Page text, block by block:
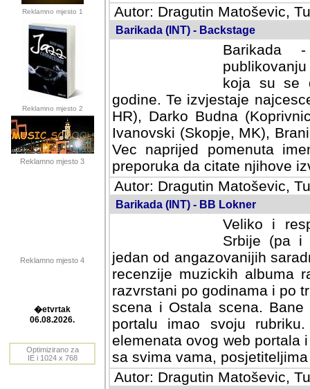
Reklamno mjesto 1
Reklamno mjesto 2
Reklamno mjesto 3
Reklamno mjesto 4
Autor: Dragutin Matoševic,
Barikada (INT) - Backstage
Barikada
koja su se
godine. Te izvjestaje
HR), Darko Budna
Ivanovski (Skopje, MK),
Vec naprijed pomenuta
preporuka da citate njihove
Autor: Dragutin Matoševic,
Barikada (INT) - BB Lokner
Veliko i
Srbije (pa i
jedan od angazovanijih
recenzije muzickih albuma
razvrstani po godinama i po
scena i Ostala scena.
portalu imao svoju
elemenata ovog web portala
sa svima vama,
Autor: Dragutin Matoševic,